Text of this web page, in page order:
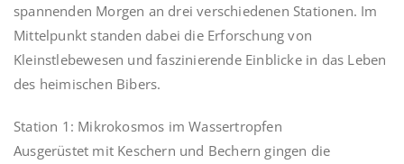
spannenden Morgen an drei verschiedenen Stationen. Im
Mittelpunkt standen dabei die Erforschung von
Kleinstlebewesen und faszinierende Einblicke in das Leben
des heimischen Bibers.
Station 1: Mikrokosmos im Wassertropfen
Ausgerüstet mit Keschern und Bechern gingen die